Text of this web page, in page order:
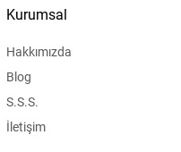
Kurumsal
Hakkımızda
Blog
S.S.S.
İletişim